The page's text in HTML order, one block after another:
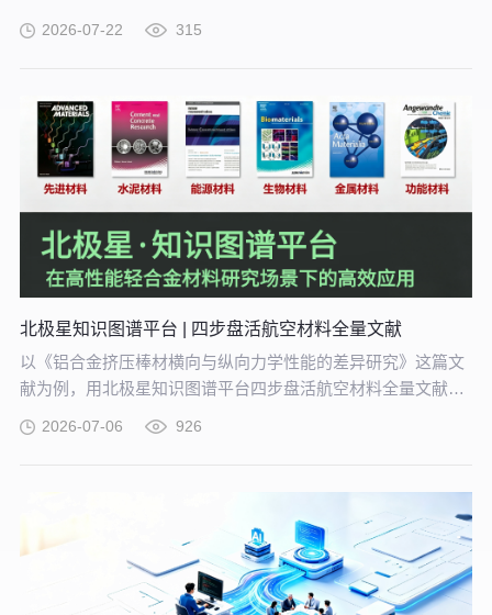
2026-07-22 315
北极星知识图谱平台 | 四步盘活航空材料全量文献
以《铝合金挤压棒材横向与纵向力学性能的差异研究》这篇文
献为例，用北极星知识图谱平台四步盘活航空材料全量文献。
告别人工逐条标注、清洗的低效方式。
2026-07-06 926